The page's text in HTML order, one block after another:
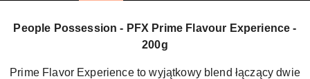
People Possession - PFX Prime Flavour Experience -
200g
Prime Flavor Experience to wyjątkowy blend łączący dwie